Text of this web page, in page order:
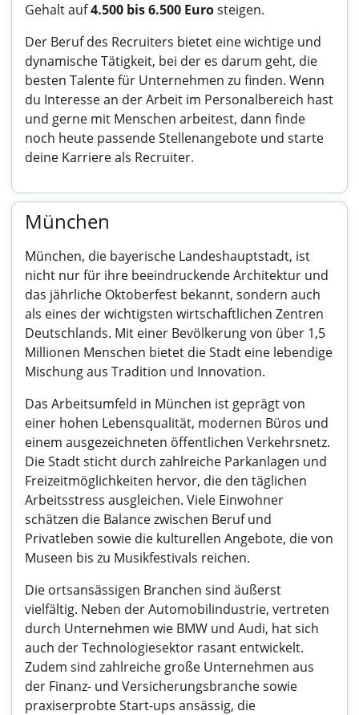
Gehalt auf4.500 bis 6.500 Eurosteigen.
Der Beruf des Recruiters bietet eine wichtige und
dynamische Tätigkeit, bei der es darum geht, die
besten Talente für Unternehmen zu finden. Wenn
du Interesse an der Arbeit im Personalbereich hast
und gerne mit Menschen arbeitest, dann finde
noch heute passende Stellenangebote und starte
deine Karriere als Recruiter.
München
München, die bayerische Landeshauptstadt, ist
nicht nur für ihre beeindruckende Architektur und
das jährliche Oktoberfest bekannt, sondern auch
als eines der wichtigsten wirtschaftlichen Zentren
Deutschlands. Mit einer Bevölkerung von über 1,5
Millionen Menschen bietet die Stadt eine lebendige
Mischung aus Tradition und Innovation.
Das Arbeitsumfeld in München ist geprägt von
einer hohen Lebensqualität, modernen Büros und
einem ausgezeichneten öffentlichen Verkehrsnetz.
Die Stadt sticht durch zahlreiche Parkanlagen und
Freizeitmöglichkeiten hervor, die den täglichen
Arbeitsstress ausgleichen. Viele Einwohner
schätzen die Balance zwischen Beruf und
Privatleben sowie die kulturellen Angebote, die von
Museen bis zu Musikfestivals reichen.
Die ortsansässigen Branchen sind äußerst
vielfältig. Neben der Automobilindustrie, vertreten
durch Unternehmen wie BMW und Audi, hat sich
auch der Technologiesektor rasant entwickelt.
Zudem sind zahlreiche große Unternehmen aus
der Finanz- und Versicherungsbranche sowie
praxiserprobte Start-ups ansässig, die